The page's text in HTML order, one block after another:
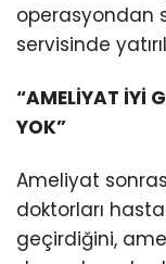
operasyondan
servisinde
“AMELİYAT İYİ
YOK”
Ameliyat
doktorları
geçirdiğini,